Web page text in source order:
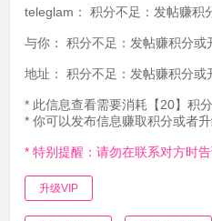
teleglam： 积分不足：发帖赚积
与你： 积分不足：发帖赚积分或
地址： 积分不足：发帖赚积分或
* 此信息查看需要消耗【20】积分
* 你可以发布信息赚取积分或者升
* 特别提醒：请勿在联系对方时
升级VIP